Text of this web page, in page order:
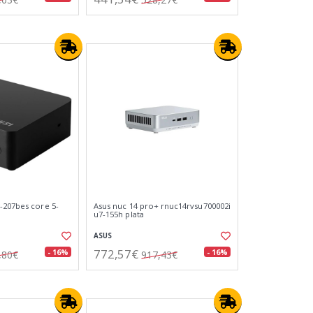
core 5-
- 16%
Asus nuc 14 pro+ rnuc14rvsu700002i
u7-155h plata
ASUS
772,57€ 917,43€ - 16%